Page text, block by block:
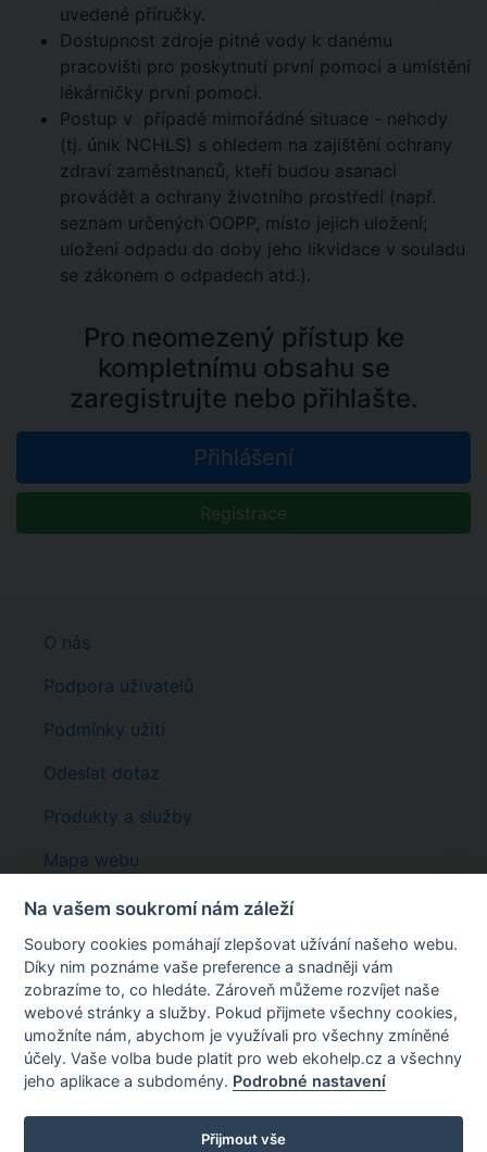
uvedené příručky.
Dostupnost zdroje pitné vody k danému
pracovišti pro poskytnutí první pomoci a umístění
lékárničky první pomoci.
Postup v případě mimořádné situace - nehody
(tj. únik NCHLS) s ohledem na zajištění ochrany
zdraví zaměstnanců, kteří budou asanaci
provádět a ochrany životního prostředí (např.
seznam určených OOPP, místo jejich uložení;
uložení odpadu do doby jeho likvidace v souladu
se zákonem o odpadech atd.).
Pro neomezený přístup ke
kompletnímu obsahu se
zaregistrujte nebo přihlašte.
Přihlášení
Registrace
O nás
Podpora uživatelů
Podmínky užití
Odeslat dotaz
Produkty a služby
Mapa webu
Registrace
Rychlé odkazy
EKOhelp EKOAUDIT: AKADEMA:ODPADY: ILNO
KATALOG ODPADŮ
Wcontact s.r.o.
U Královské louky 8, Praha 5, 150 00
©2026 WCONTACT s.r.o., ©2024 ENVIGroup
Na vašem soukromí nám záleží
Soubory cookies pomáhají zlepšovat užívání našeho webu.
Díky nim poznáme vaše preference a snadněji vám
zobrazíme to, co hledáte. Zároveň můžeme rozvíjet naše
webové stránky a služby. Pokud přijmete všechny cookies,
umožníte nám, abychom je využívali pro všechny zmíněné
účely. Vaše volba bude platit pro web ekohelp.cz a všechny
jeho aplikace a subdomény. Podrobné nastavení
Přijmout vše